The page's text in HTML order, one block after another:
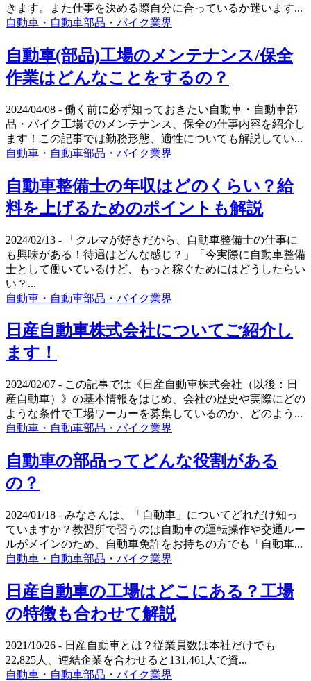
きます。また仕事を決める際自分に合っているか迷います...
自動車・自動車部品・バイク業界
自動車(部品)工場のメンテナンス/保全
作業はどんなことをするの？
2024/04/08 - 働く前に必ず知っておきたい自動車・自動車部
品・バイク工場でのメンテナンス、保全の仕事内容を紹介し
ます！この記事では勤務形態、適性についても解説してい...
自動車・自動車部品・バイク業界
自動車整備士の年収はどのくらい？給
料を上げるためのポイントも解説
2024/02/13 - 「クルマが好きだから、自動車整備士の仕事に
も興味がある！待遇はどんな感じ？」「今実際に自動車整備
士として働いているけど、もっと稼ぐためにはどうしたらい
い？...
自動車・自動車部品・バイク業界
日産自動車株式会社についてご紹介し
ます！
2024/02/07 - この記事では《日産自動車株式会社（以後：日
産自動車）》の基本情報をはじめ、会社の歴史や実際にどの
ような条件で工場ワーカーを募集しているのか、どのよう...
自動車・自動車部品・バイク業界
自動車の部品ってどんな役割がある
の？
2024/01/18 - みなさんは、「自動車」についてどれだけ知っ
ていますか？教習所で習うのは自動車の運転操作や交通ルー
ルがメインのため、自動車免許をお持ちの方でも「自動車...
自動車・自動車部品・バイク業界
日産自動車の工場はどこにある？工場
の特徴も合わせて解説
2021/10/26 - 日産自動車とは？従業員数は本社だけでも
22,825人、連結企業を合わせると131,461人で資...
自動車・自動車部品・バイク業界